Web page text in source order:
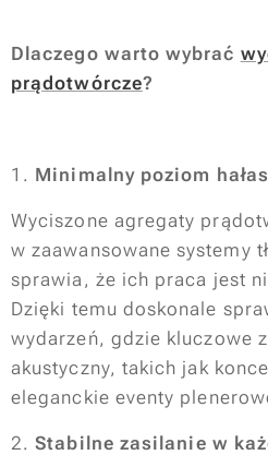
Dlaczego warto wybrać
prądotwórcze?
1. Minimalny poziom
Wyciszone agregaty
w zaawansowane systemy
sprawia, że ich praca jest
Dzięki temu doskonale
wydarzeń, gdzie kluczowe
akustyczny, takich jak
eleganckie eventy
2.Stabilne zasilanie w